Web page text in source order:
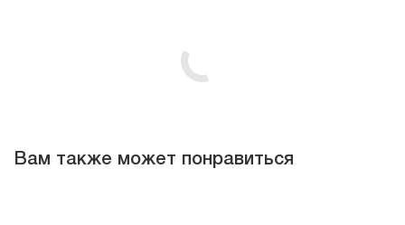
Вам также может понравиться